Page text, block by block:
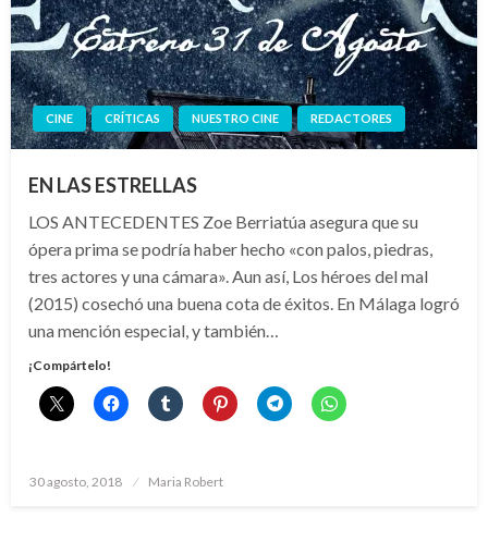
CINE CRÍTICAS NUESTRO CINE REDACTORES
EN LAS ESTRELLAS
LOS ANTECEDENTES Zoe Berriatúa asegura que su
ópera prima se podría haber hecho «con palos, piedras,
tres actores y una cámara». Aun así, Los héroes del mal
(2015) cosechó una buena cota de éxitos. En Málaga logró
una mención especial, y también…
¡Compártelo!
Publicado
30 agosto, 2018 Maria Robert